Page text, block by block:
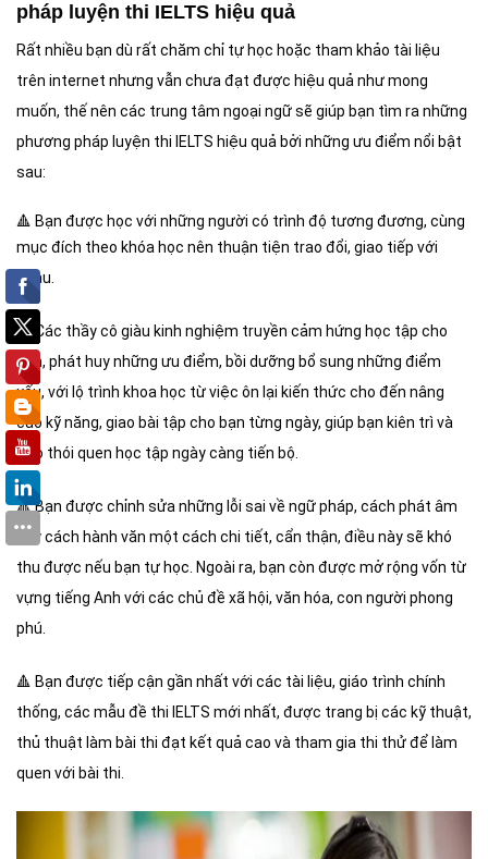
pháp luyện thi IELTS hiệu quả
Rất nhiều bạn dù rất chăm chỉ tự học hoặc tham khảo tài liệu
trên internet nhưng vẫn chưa đạt được hiệu quả như mong
muốn, thế nên các trung tâm ngoại ngữ sẽ giúp bạn tìm ra những
phương pháp luyện thi IELTS hiệu quả bởi những ưu điểm nổi bật
sau:
🔺 Bạn được học với những người có trình độ tương đương, cùng
mục đích theo khóa học nên thuận tiện trao đổi, giao tiếp với
nhau.
🔺 Các thầy cô giàu kinh nghiệm truyền cảm hứng học tập cho
bạn, phát huy những ưu điểm, bồi dưỡng bổ sung những điểm
yếu, với lộ trình khoa học từ việc ôn lại kiến thức cho đến nâng
cao kỹ năng, giao bài tập cho bạn từng ngày, giúp bạn kiên trì và
tạo thói quen học tập ngày càng tiến bộ.
🔺Bạn được chỉnh sửa những lỗi sai về ngữ pháp, cách phát âm
hay cách hành văn một cách chi tiết, cẩn thận, điều này sẽ khó
thu được nếu bạn tự học. Ngoài ra, bạn còn được mở rộng vốn từ
vựng tiếng Anh với các chủ đề xã hội, văn hóa, con người phong
phú.
🔺 Bạn được tiếp cận gần nhất với các tài liệu, giáo trình chính
thống, các mẫu đề thi IELTS mới nhất, được trang bị các kỹ thuật,
thủ thuật làm bài thi đạt kết quả cao và tham gia thi thử để làm
quen với bài thi.